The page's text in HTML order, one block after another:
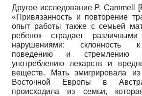
Другое исследование P. Cammell [
«Привязанность и повторение
опыт работы также с семьей
ребенок страдает различными
нарушениями: склонность
поведению и стремлению
употреблению лекарств и
веществ. Мать эмигрировала
Восточной Европы в
происходила из семьи,